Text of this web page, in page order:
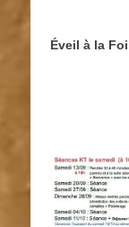
Éveil à la